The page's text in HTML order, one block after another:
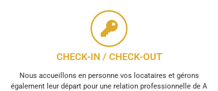
CHECK-IN / CHECK-OUT
Nous accueillons en personne vos locataires et gérons
également leur départ pour une relation professionnelle de A